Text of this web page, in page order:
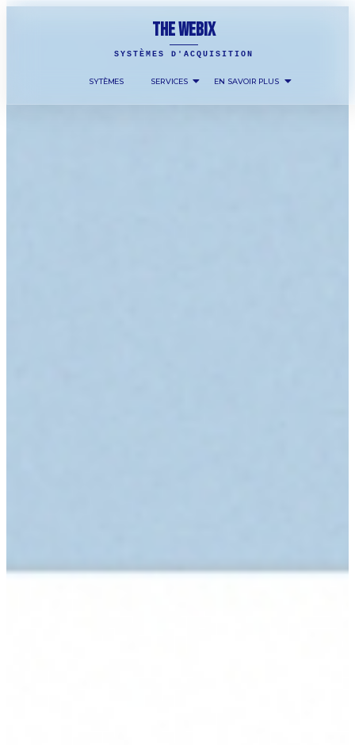
THE WEBIX
SYSTÈMES D'ACQUISITION
SYTÈMES SERVICES EN SAVOIR PLUS